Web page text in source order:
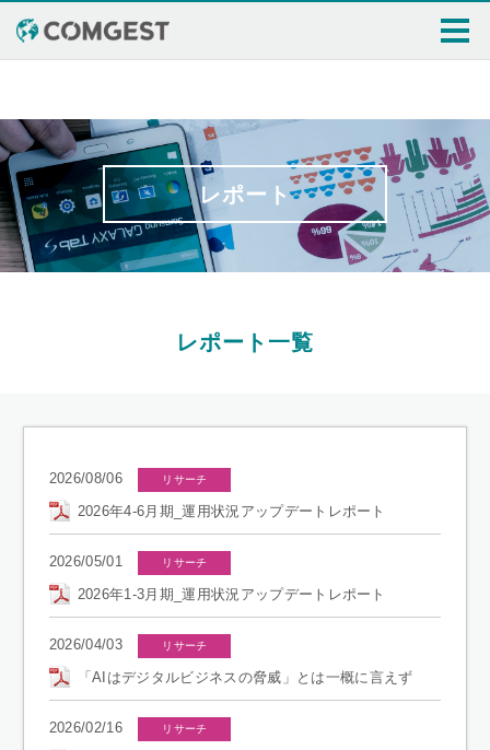
コムジェストについて
運用について
お知らせ
セミナー情報
レポート
レポート
レポート一覧
2026/08/06 リサーチ
2026年4-6月期_運用状況アップデートレポート
2026/05/01 リサーチ
2026年1-3月期_運用状況アップデートレポート
2026/04/03 リサーチ
「AIはデジタルビジネスの脅威」とは一概に言えず
2026/02/16 リサーチ